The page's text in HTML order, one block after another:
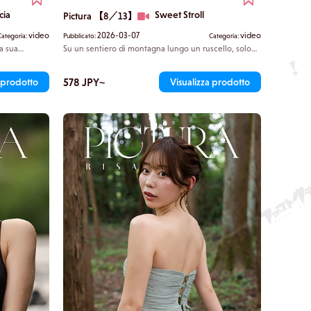
video
sua
il fascino.
della
prodotto
Pictura 【8／13】 Sweet Stroll
Pubblicato:2026-03-07 Categoria:video
Su un sentiero di montagna lungo un ruscello, solo
rilassata del solito, in qualche modo disinvolta, e si
avvicina delicatamente a te. La distanza, quasi a
578 JPY~ Visualizza prodotto